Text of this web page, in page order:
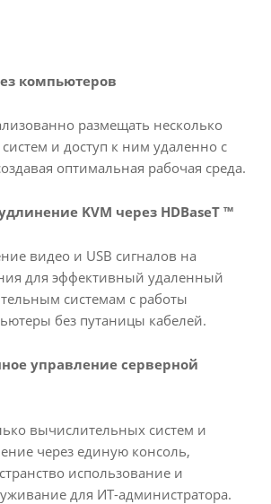
компьютеров
размещать несколько
и доступ к ним удаленно с
оптимальная рабочая среда.
KVM через HDBaseT ™
видео и USB сигналов на
для эффективный удаленный
системам с работы
без путаницы кабелей.
управление серверной
вычислительных систем и
через единую консоль,
использование и
для ИТ-администратора.